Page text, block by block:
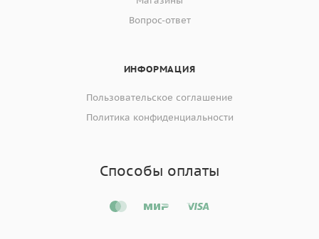
Вопрос-ответ
ИНФОРМАЦИЯ
Пользовательское соглашение
Политика конфиденциальности
Способы оплаты